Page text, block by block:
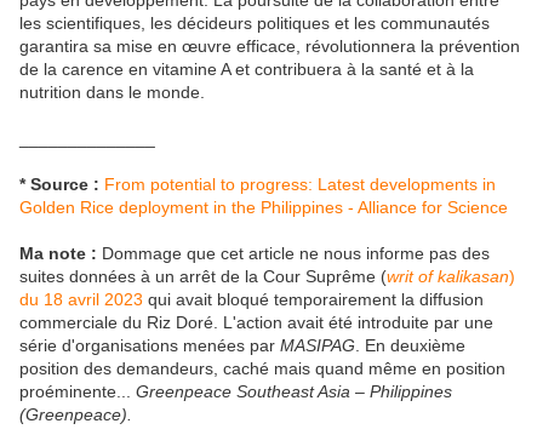
les scientifiques, les décideurs politiques et les communautés
garantira sa mise en œuvre efficace, révolutionnera la prévention
de la carence en vitamine A et contribuera à la santé et à la
nutrition dans le monde.
* Source : From potential to progress: Latest developments in
Golden Rice deployment in the Philippines - Alliance for Science
Ma note : Dommage que cet article ne nous informe pas des
suites données à un arrêt de la Cour Suprême (writ of kalikasan)
du 18 avril 2023 qui avait bloqué temporairement la diffusion
commerciale du Riz Doré. L'action avait été introduite par une
série d'organisations menées par MASIPAG . En deuxième
position des demandeurs, caché mais quand même en position
proéminente... Greenpeace Southeast Asia – Philippines
(Greenpeace).